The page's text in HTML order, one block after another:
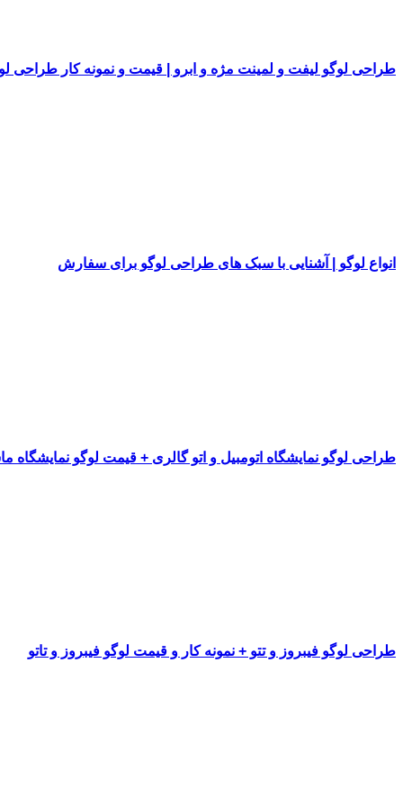
طراحی لوگو لیفت و لمینت مژه و ابرو | قیمت و نمونه کار طراحی
انواع لوگو | آشنایی با سبک های طراحی لوگو برای سفارش
طراحی لوگو نمایشگاه اتومبیل و اتو گالری + قیمت لوگو نمایشگاه
طراحی لوگو فیبروز و تتو + نمونه کار و قیمت لوگو فیبروز و تاتو